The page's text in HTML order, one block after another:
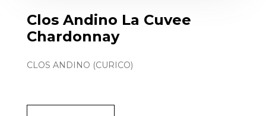
Clos Andino La Cuvee
Chardonnay
CLOS ANDINO (CURICO)